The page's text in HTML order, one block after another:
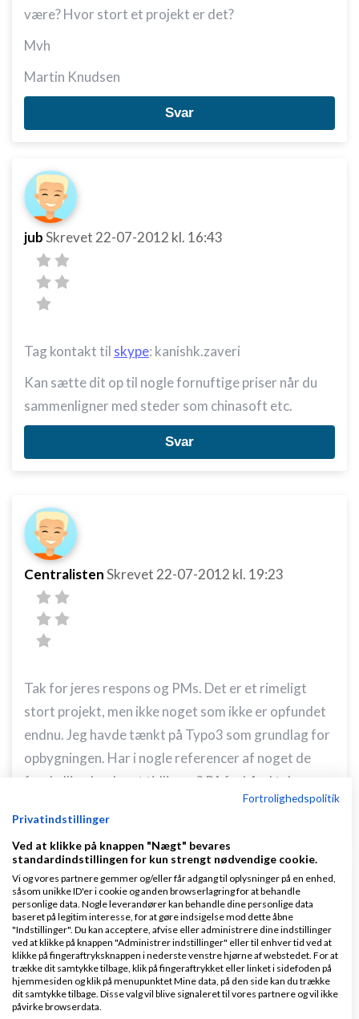
være? Hvor stort et projekt er det?
Mvh
Martin Knudsen
Svar
jubSkrevet 22-07-2012 kl. 16:43
Tag kontakt til skype: kanishk.zaveri
Kan sætte dit op til nogle fornuftige priser når du
sammenligner med steder som chinasoft etc.
Svar
CentralistenSkrevet 22-07-2012 kl. 19:23
Tak for jeres respons og PMs. Det er et rimeligt
stort projekt, men ikke noget som ikke er opfundet
endnu. Jeg havde tænkt på Typo3 som grundlag for
opbygningen. Har i nogle referencer af noget de
forskellige har lavet tidligere? På forhånd tak.
Derek LinSkrevet23-07-2012kl. 11:26
Gennemsnit5,0stjerner givet af1
person
Fortrolighedspolitik
Privatindstillinger
Ved at klikke på knappen "Nægt" bevares
standardindstillingen for kun strengt nødvendige cookie.
Vi og vores partnere gemmer og/eller får adgang til oplysninger på en enhed,
såsom unikke ID'er i cookie og anden browserlagring for at behandle
personlige data. Nogle leverandører kan behandle dine personlige data
baseret på legitim interesse, for at gøre indsigelse mod dette åbne
"Indstillinger". Du kan acceptere, afvise eller administrere dine indstillinger
ved at klikke på knappen "Administrer indstillinger" eller til enhver tid ved at
klikke på fingeraftryksknappen i nederste venstre hjørne af webstedet. For at
trække dit samtykke tilbage, klik på fingeraftrykket eller linket i sidefoden på
hjemmesiden og klik på menupunktet Mine data, på den side kan du trække
dit samtykke tilbage. Disse valg vil blive signaleret til vores partnere og vil ikke
påvirke browserdata.